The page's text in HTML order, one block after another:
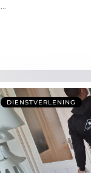
...
DIENSTVERLENING